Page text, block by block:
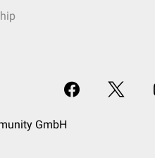
GmbH